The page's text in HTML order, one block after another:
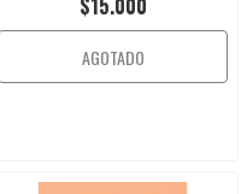
$15.000
AGOTADO